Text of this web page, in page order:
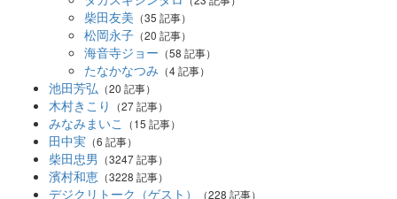
柴田友美 （35 記事）
松岡永子 （20 記事）
海音寺ジョー （58 記事）
たなかなつみ （4 記事）
池田芳弘 （20 記事）
木村きこり （27 記事）
みなみまいこ （15 記事）
田中実 （6 記事）
柴田忠男 （3247 記事）
濱村和恵 （3228 記事）
デジクリトーク（ゲスト） （228 記事）